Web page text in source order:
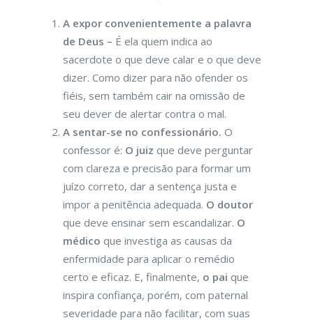
A expor convenientemente a palavra
de Deus – É ela quem indica ao
sacerdote o que deve calar e o que deve
dizer. Como dizer para não ofender os
fiéis, sem também cair na omissão de
seu dever de alertar contra o mal.
A sentar-se no confessionário. O
confessor é: O juiz que deve perguntar
com clareza e precisão para formar um
juízo correto, dar a sentença justa e
impor a penitência adequada. O doutor
que deve ensinar sem escandalizar. O
médico que investiga as causas da
enfermidade para aplicar o remédio
certo e eficaz. E, finalmente, o pai que
inspira confiança, porém, com paternal
severidade para não facilitar, com suas